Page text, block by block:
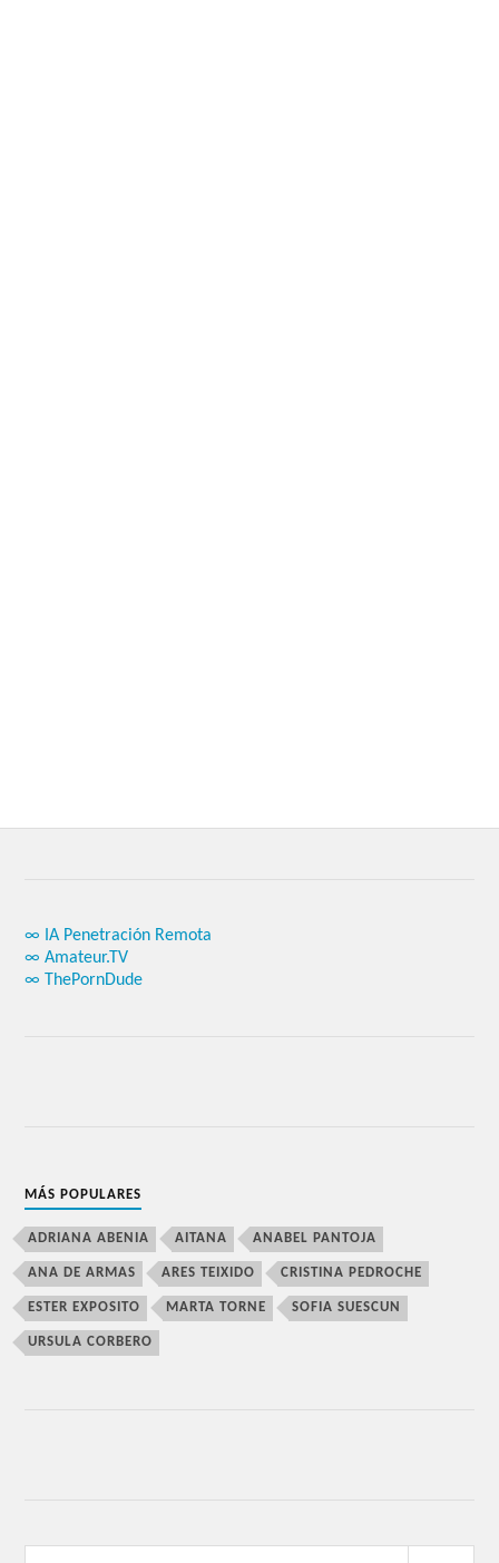
∞ IA Penetración Remota
∞ Amateur.TV
∞ ThePornDude
MÁS POPULARES
ADRIANA ABENIA AITANA ANABEL PANTOJA
ANA DE ARMAS ARES TEIXIDO CRISTINA PEDROCHE
ESTER EXPOSITO MARTA TORNE SOFIA SUESCUN
URSULA CORBERO